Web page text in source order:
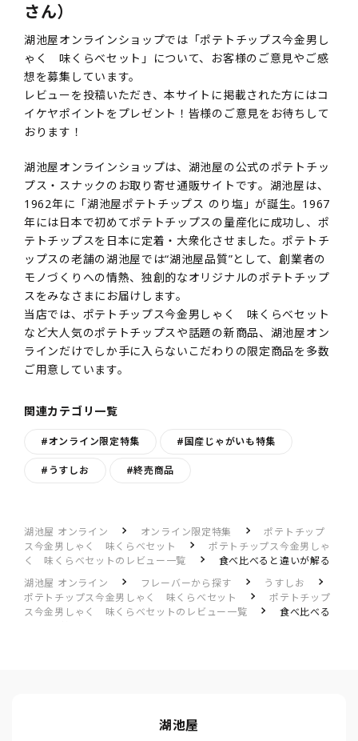
さん）
湖池屋オンラインショップでは「ポテトチップス今金男し
ゃく 味くらべセット」について、お客様のご意見やご感
想を募集しています。
レビューを投稿いただき、本サイトに掲載された方にはコ
イケヤポイントをプレゼント！皆様のご意見をお待ちして
おります！
湖池屋オンラインショップは、湖池屋の公式のポテトチッ
プス・スナックのお取り寄せ通販サイトです。湖池屋は、
1962年に「湖池屋ポテトチップス のり塩」が誕生。1967
年には日本で初めてポテトチップスの量産化に成功し、ポ
テトチップスを日本に定着・大衆化させました。ポテトチ
ップスの老舗の湖池屋では“湖池屋品質”として、創業者の
モノづくりへの情熱、独創的なオリジナルのポテトチップ
スをみなさまにお届けします。
当店では、ポテトチップス今金男しゃく 味くらべセット
など大人気のポテトチップスや話題の新商品、湖池屋オン
ラインだけでしか手に入らないこだわりの限定商品を多数
ご用意しています。
関連カテゴリ一覧
#オンライン限定特集 #国産じゃがいも特集
#うすしお #終売商品
湖池屋 オンライン オンライン限定特集
ポテトチップ
ス今金男しゃく 味くらべセット
ポテトチップス今金男しゃ
く 味くらべセットのレビュー一覧
食べ比べると違いが解る
湖池屋 オンライン
フレーバーから探す
うすしお
ポテトチップス今金男しゃく 味くらべセット
ポテトチップ
ス今金男しゃく 味くらべセットのレビュー一覧
食べ比べる
湖池屋